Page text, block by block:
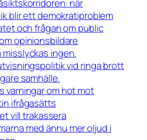
när
blir ett demokratiproblem
och frågan om public
opinionsbildare
misslyckas ingen.
vid ringa brott
samhälle.
varningar om hot mot
ifrågasätts
vill trakassera
med ännu mer oljud i